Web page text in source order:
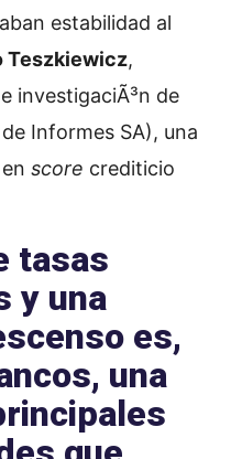
estabilidad al
Teszkiewicz,
investigaciÃ³n de
Informes SA), una
score crediticio
tasas
y una
es,
una